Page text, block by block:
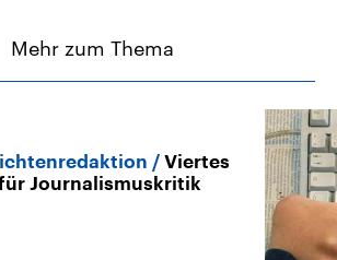
Mehr zum Thema
Viertes
Journalismuskritik